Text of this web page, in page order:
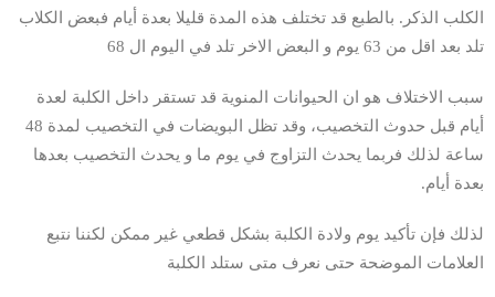
الكلب الذكر. بالطبع قد تختلف هذه المدة قليلا بعدة أيام فبعض الكلاب
تلد بعد اقل من 63 يوم و البعض الاخر تلد في اليوم ال 68
سبب الاختلاف هو ان الحيوانات المنوية قد تستقر داخل الكلبة لعدة
أيام قبل حدوث التخصيب، وقد تظل البويضات في التخصيب لمدة 48
ساعة لذلك فربما يحدث التزاوج في يوم ما و يحدث التخصيب بعدها
بعدة أيام.
لذلك فإن تأكيد يوم ولادة الكلبة بشكل قطعي غير ممكن لكننا نتبع
العلامات الموضحة حتى نعرف متى ستلد الكلبة